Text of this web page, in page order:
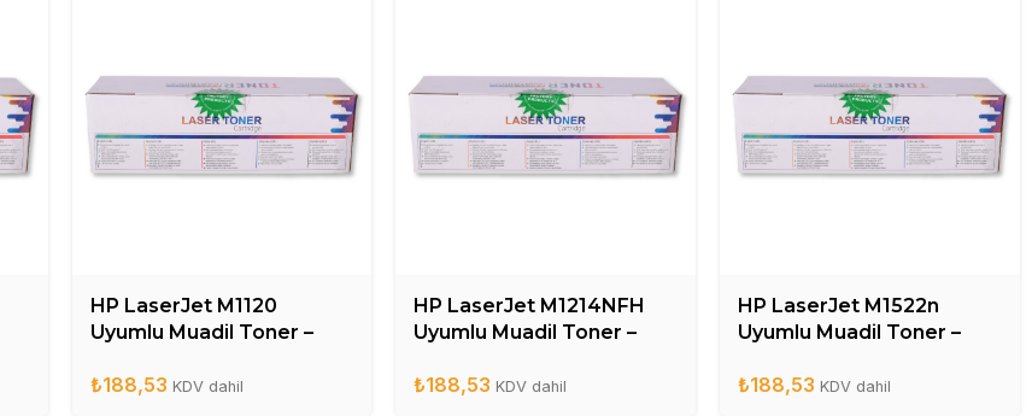
HP LaserJet M1120
Uyumlu Muadil Toner –
₺188,53 KDV dahil
HP LaserJet M1214NFH
Uyumlu Muadil Toner –
₺188,53 KDV dahil
HP LaserJet M1522n
Uyumlu Muadil Toner –
₺188,53 KDV dahil